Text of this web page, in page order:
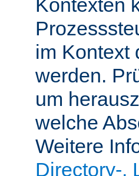
Kontexten
im Kontext
werden.
um
welche
Weitere
Directory-,